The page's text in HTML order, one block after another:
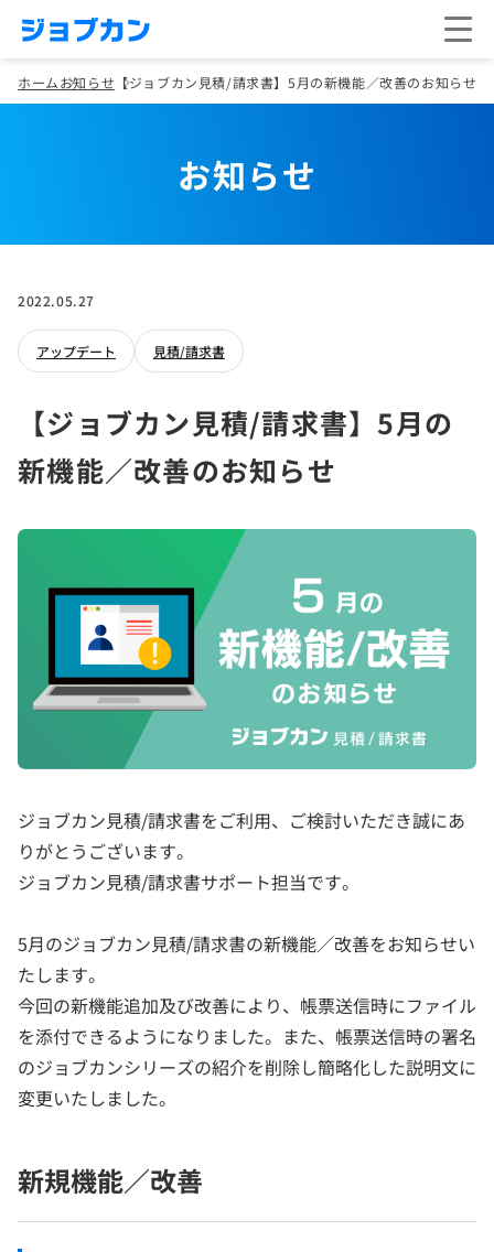
ホームお知らせ 【ジョブカン見積/請求書】5月の新機能／改善のお知らせ
お知らせ
2022.05.27
アップデート 見積/請求書
【ジョブカン見積/請求書】5月の
新機能／改善のお知らせ
ジョブカン見積/請求書をご利用、ご検討いただき誠にあ
りがとうございます。
ジョブカン見積/請求書サポート担当です。
5月のジョブカン見積/請求書の新機能／改善をお知らせい
たします。
今回の新機能追加及び改善により、帳票送信時にファイル
を添付できるようになりました。また、帳票送信時の署名
のジョブカンシリーズの紹介を削除し簡略化した説明文に
変更いたしました。
新規機能／改善